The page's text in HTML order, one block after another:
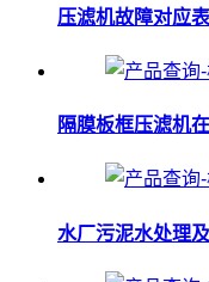
压滤机故障对应表
隔膜板框压滤机
水厂污泥水处理